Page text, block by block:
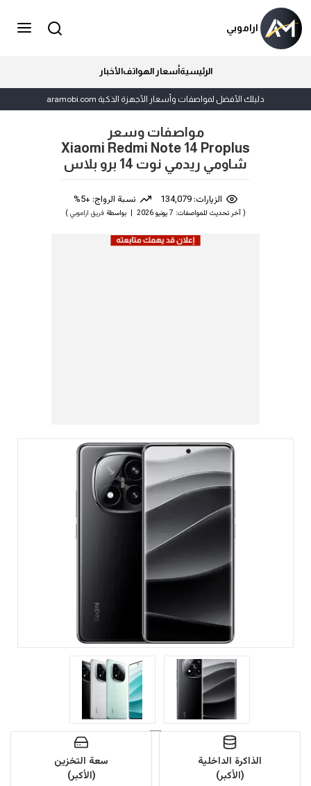
اراموبي
الرئيسيةأسعار الهواتفالأخبار
دليلك الأفضل لمواصفات وأسعار الأجهزة الذكية aramobi.com
مواصفات وسعر
Xiaomi Redmi Note 14 Proplus
شاومي ريدمي نوت 14 برو بلاس
الزيارات: 134,079 نسبة الرواج: +5%
( آخر تحديث للمواصفات: 7 يونيو 2026 | بواسطة فريق اراموبي)
الذاكرة الداخلية
(الأكبر)
سعة التخزين
(الأكبر)